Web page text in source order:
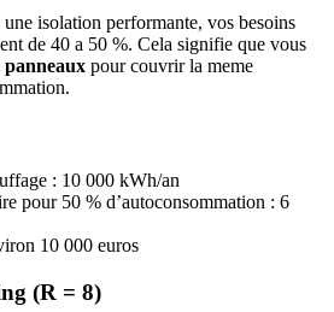
isolation performante, vos besoins
de 40 a 50 %. Cela signifie que vous
panneaux pour couvrir la meme
: 10 000 kWh/an
pour 50 % d’autoconsommation : 6
10 000 euros
(R = 8)